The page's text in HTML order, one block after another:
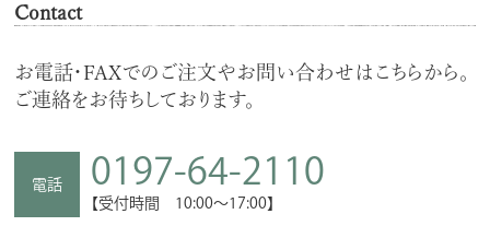
Contact
お電話・FAXでのご注文やお問い合わせはこちらから。
ご連絡をお待ちしております。
電話 0197-64-2110
【受付時間 10:00～17:00】